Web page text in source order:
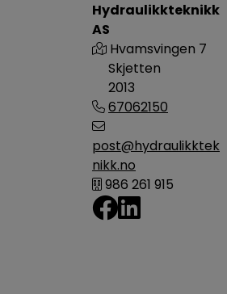
Hydraulikkteknikk
AS
Hvamsvingen 7
Skjetten
2013
67062150
post@hydraulikktek
nikk.no
986 261 915